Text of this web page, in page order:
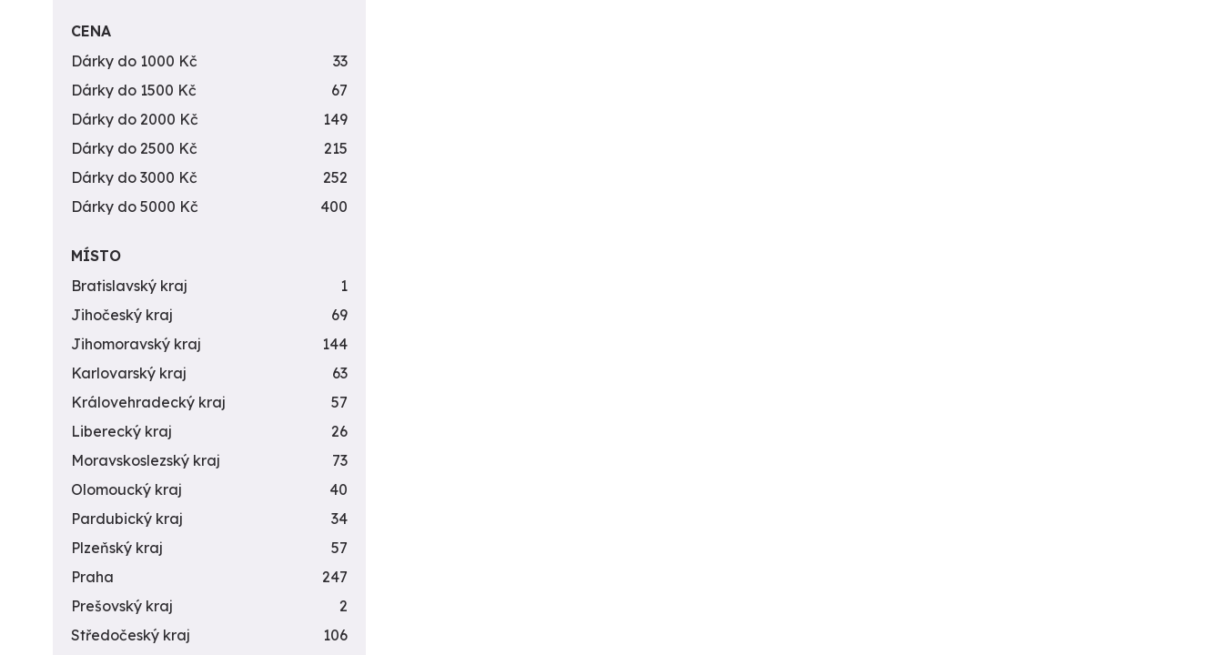
CENA
Dárky do 1000 Kč
33
Dárky do 1500 Kč
67
Dárky do 2000 Kč
149
Dárky do 2500 Kč
215
Dárky do 3000 Kč
252
Dárky do 5000 Kč
400
MÍSTO
Bratislavský kraj
1
Jihočeský kraj
69
Jihomoravský kraj
144
Karlovarský kraj
63
Královehradecký kraj
57
Liberecký kraj
26
Moravskoslezský kraj
73
Olomoucký kraj
40
Pardubický kraj
34
Plzeňský kraj
57
Praha
247
Prešovský kraj
2
Středočeský kraj
106